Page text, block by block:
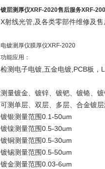
镀层测厚仪XRF-2020售后服务XRF-
X射线光管,及各类零部件维修及售
电镀测厚仪膜厚仪XRF-2020
功能应用：
检测电子电镀,五金电镀,PCB板，
测量镀金、镀锌、镀钯、镀铬、
可测单层、双层、多层、合金镀
镀银测量范围0.1-50um
镀镍测量范围0.5-30um
镀铜测量范围0.5-30um
镀锡测量范围0.5-50um
镀金测量范围0.03-6um